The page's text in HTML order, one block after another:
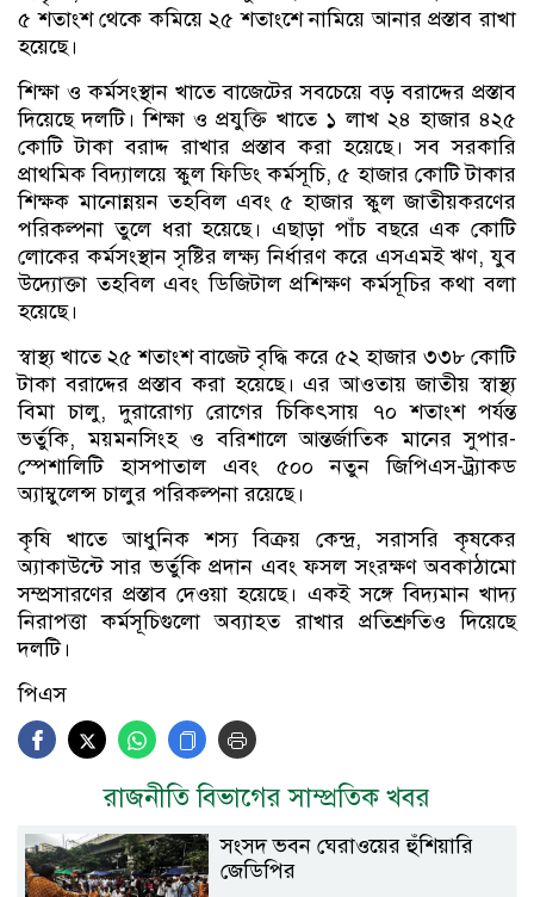
৫ শতাংশ থেকে কমিয়ে ২৫ শতাংশে নামিয়ে আনার প্রস্তাব রাখা
হয়েছে।
শিক্ষা ও কর্মসংস্থান খাতে বাজেটের সবচেয়ে বড় বরাদ্দের প্রস্তাব
দিয়েছে দলটি। শিক্ষা ও প্রযুক্তি খাতে ১ লাখ ২৪ হাজার ৪২৫
কোটি টাকা বরাদ্দ রাখার প্রস্তাব করা হয়েছে। সব সরকারি
প্রাথমিক বিদ্যালয়ে স্কুল ফিডিং কর্মসূচি, ৫ হাজার কোটি টাকার
শিক্ষক মানোন্নয়ন তহবিল এবং ৫ হাজার স্কুল জাতীয়করণের
পরিকল্পনা তুলে ধরা হয়েছে। এছাড়া পাঁচ বছরে এক কোটি
লোকের কর্মসংস্থান সৃষ্টির লক্ষ্য নির্ধারণ করে এসএমই ঋণ, যুব
উদ্যোক্তা তহবিল এবং ডিজিটাল প্রশিক্ষণ কর্মসূচির কথা বলা
হয়েছে।
স্বাস্থ্য খাতে ২৫ শতাংশ বাজেট বৃদ্ধি করে ৫২ হাজার ৩৩৮ কোটি
টাকা বরাদ্দের প্রস্তাব করা হয়েছে। এর আওতায় জাতীয় স্বাস্থ্য
বিমা চালু, দুরারোগ্য রোগের চিকিৎসায় ৭০ শতাংশ পর্যন্ত
ভর্তুকি, ময়মনসিংহ ও বরিশালে আন্তর্জাতিক মানের সুপার-
স্পেশালিটি হাসপাতাল এবং ৫০০ নতুন জিপিএস-ট্র্যাকড
অ্যাম্বুলেন্স চালুর পরিকল্পনা রয়েছে।
কৃষি খাতে আধুনিক শস্য বিক্রয় কেন্দ্র, সরাসরি কৃষকের
অ্যাকাউন্টে সার ভর্তুকি প্রদান এবং ফসল সংরক্ষণ অবকাঠামো
সম্প্রসারণের প্রস্তাব দেওয়া হয়েছে। একই সঙ্গে বিদ্যমান খাদ্য
নিরাপত্তা কর্মসূচিগুলো অব্যাহত রাখার প্রতিশ্রুতিও দিয়েছে
দলটি।
পিএস
রাজনীতি বিভাগের সাম্প্রতিক খবর
সংসদ ভবন ঘেরাওয়ের হুঁশিয়ারি
জেডিপির